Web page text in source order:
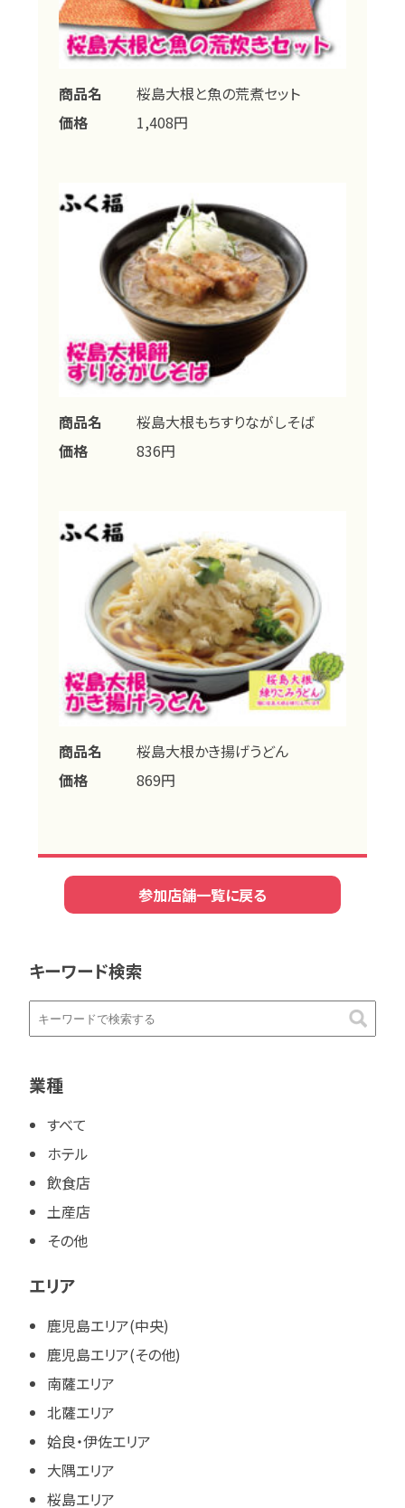
商品名
桜島大根と魚の荒煮セット
価格
1,408円
商品名
桜島大根もちすりながしそば
価格
836円
商品名
桜島大根かき揚げうどん
価格
869円
参加店舗一覧に戻る
キーワード検索
業種
すべて
ホテル
飲食店
土産店
その他
エリア
鹿児島エリア(中央)
鹿児島エリア(その他)
南薩エリア
北薩エリア
姶良・伊佐エリア
大隅エリア
桜島エリア